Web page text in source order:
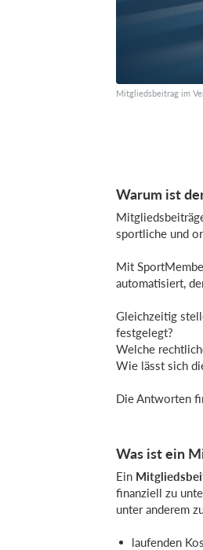
Mitgliedsbeitrag im
Warum ist
sportliche und
Mit
automatisiert,
Gleichzeitig
festgelegt?
Welche
Wie lässt sich
Die Antworten
Was ist ein
Ein
finanziell zu
unter anderem
laufenden